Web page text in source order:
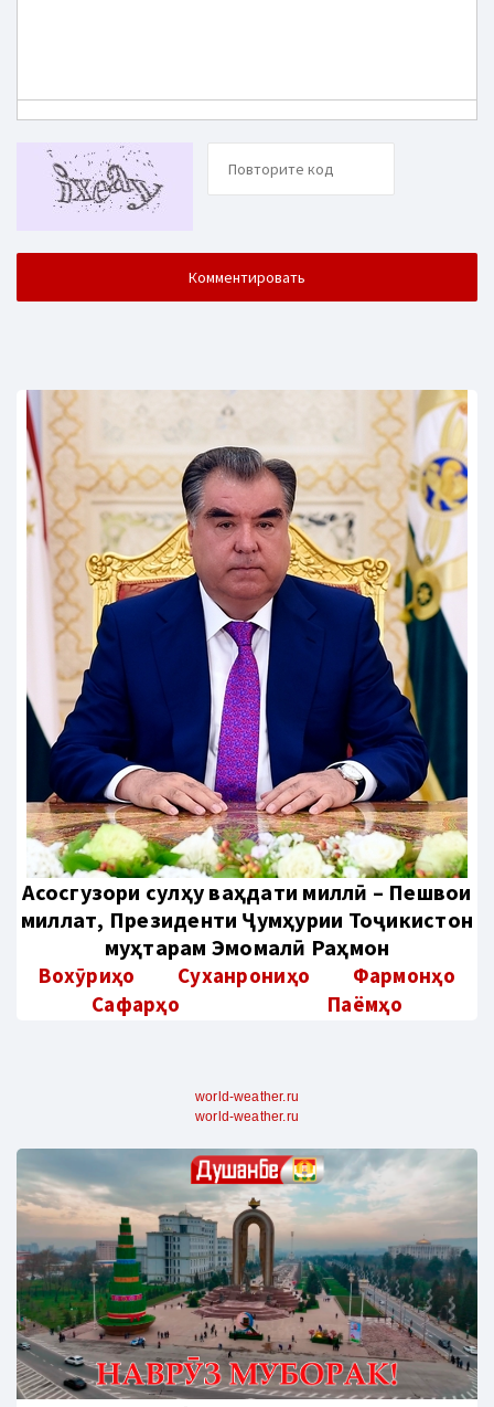
Aсосгузори сулҳу ваҳдати миллӣ – Пешвои
миллат, Президенти Ҷумҳурии Тоҷикистон
муҳтарам Эмомалӣ Раҳмон
Вохӯриҳо Суханрониҳо
Фармонҳо
Сафарҳо
Паёмҳо
world-weather.ru
world-weather.ru